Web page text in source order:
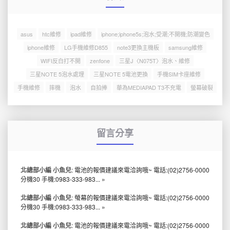
asus htc維修 ipad維修
iphone;iphone5s;泡水;受潮;不開機;防潮變色
iphone維修
LG手機維修D855 note3更換主機板
samsung維修
WIFI反白打不開
zenfone
三星J〈N075T〉泡水、維修
三星NOTE 5泡水處理
三星NOTE 5電池更換
手機SIM卡座維修
手機維修
摔機 泡水 自拍捧 華為MEDIAPAD T3不充電 螢幕破裂
留言分享
北總部小編 小魚兒: 電池的報價建議來電洽詢哦~ 電話:(02)2756-0000
分機30 手機:0983-333-983... »
北總部小編 小魚兒: 螢幕的報價建議來電洽詢哦~ 電話:(02)2756-0000
分機30 手機:0983-333-983... »
北總部小編 小魚兒: 電池的報價建議來電洽詢哦~ 電話:(02)2756-0000